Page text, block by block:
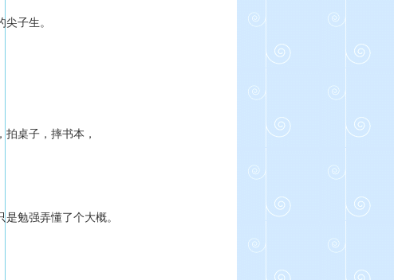
子生。
桌子，摔书本，
勉强弄懂了个大概。